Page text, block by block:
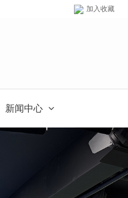
加入收藏
新闻中心